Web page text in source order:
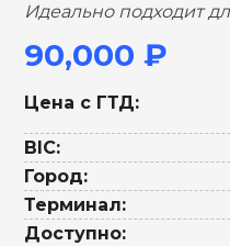
Идеально подходит
90,000 ₽
Цена с ГТД:
BIC:
Город:
Терминал:
Доступно: